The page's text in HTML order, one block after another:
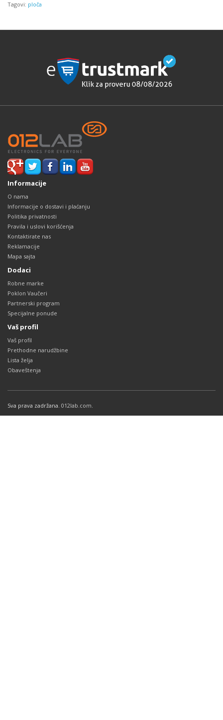
Tagovi: ploča
Informacije
O nama
Informacije o dostavi i plaćanju
Politika privatnosti
Pravila i uslovi korišćenja
Kontaktirate nas
Reklamacije
Mapa sajta
Dodaci
Robne marke
Poklon Vaučeri
Partnerski program
Specijalne ponude
Vaš profil
Vaš profil
Prethodne narudžbine
Lista želja
Obaveštenja
Sva prava zadržana. 012lab.com.